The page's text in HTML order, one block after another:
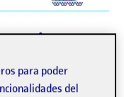
para poder
del